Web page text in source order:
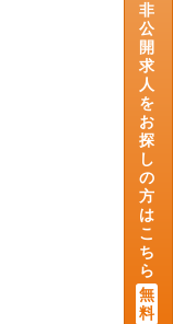
非
公
開
求
人
を
お
探
し
の
方
は
こ
ち
ら
無
料